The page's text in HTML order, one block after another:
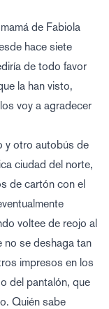
de Fabiola
hace siete
de todo favor
la han visto,
voy a agradecer
y otro autobús de
ciudad del norte,
de cartón con el
voltee de reojo al
no se deshaga tan
impresos en los
del pantalón, que
Quién sabe